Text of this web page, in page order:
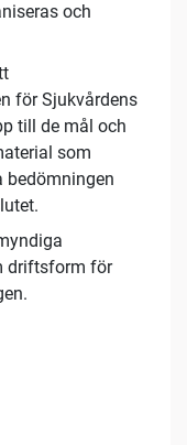
och
för Sjukvårdens
till de mål och
som
bedömningen
driftsform för